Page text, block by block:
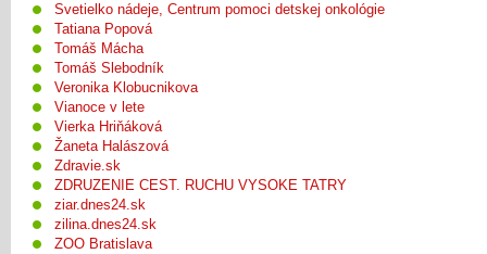
Svetielko nádeje, Centrum pomoci detskej onkológie
Tatiana Popová
Tomáš Mácha
Tomáš Slebodník
Veronika Klobucnikova
Vianoce v lete
Vierka Hriňáková
Žaneta Halászová
Zdravie.sk
ZDRUZENIE CEST. RUCHU VYSOKE TATRY
ziar.dnes24.sk
zilina.dnes24.sk
ZOO Bratislava